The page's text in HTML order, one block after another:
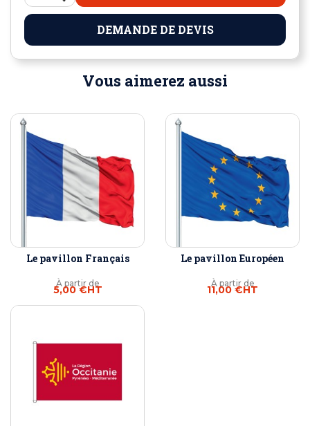
DEMANDE DE DEVIS
Vous aimerez aussi
Le pavillon Français
À partir de
5,00 €HT
Le pavillon Européen
À partir de
11,00 €HT